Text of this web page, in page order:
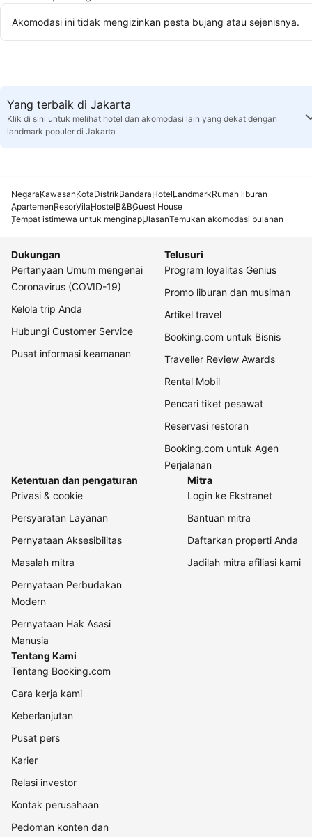
Akomodasi ini tidak mengizinkan pesta bujang atau sejenisnya.
Yang terbaik di Jakarta
Klik di sini untuk melihat hotel dan akomodasi lain yang dekat dengan
landmark populer di Jakarta
NegaraKawasanKotaDistrikBandaraHotelLandmarkRumah liburan
ApartemenResorVilaHostelB&BGuest House
Tempat istimewa untuk menginapUlasanTemukan akomodasi bulanan
Dukungan
Pertanyaan Umum mengenai
Coronavirus (COVID-19)
Kelola trip Anda
Hubungi Customer Service
Pusat informasi keamanan
Telusuri
Program loyalitas Genius
Promo liburan dan musiman
Artikel travel
Booking.com untuk Bisnis
Traveller Review Awards
Rental Mobil
Pencari tiket pesawat
Reservasi restoran
Booking.com untuk Agen
Perjalanan
Ketentuan dan pengaturan
Privasi & cookie
Persyaratan Layanan
Pernyataan Aksesibilitas
Masalah mitra
Pernyataan Perbudakan
Modern
Pernyataan Hak Asasi
Manusia
Mitra
Login ke Ekstranet
Bantuan mitra
Daftarkan properti Anda
Jadilah mitra afiliasi kami
Tentang Kami
Tentang Booking.com
Cara kerja kami
Keberlanjutan
Pusat pers
Karier
Relasi investor
Kontak perusahaan
Pedoman konten dan